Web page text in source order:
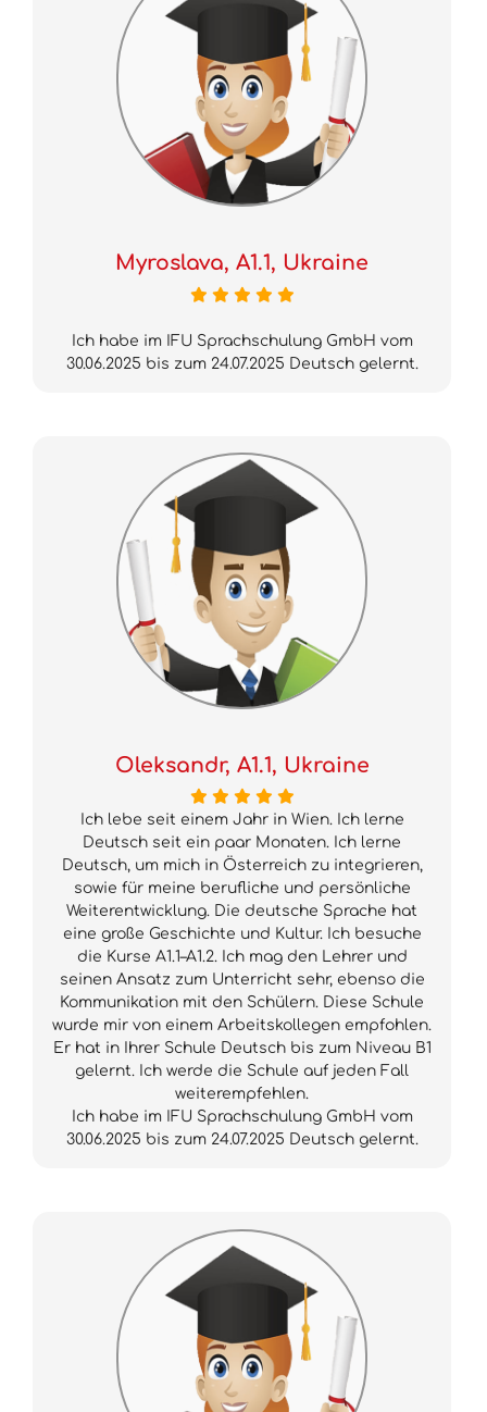
Myroslava, A1.1, Ukraine
Ich habe im IFU Sprachschulung GmbH vom
30.06.2025 bis zum 24.07.2025 Deutsch gelernt.
Oleksandr, A1.1, Ukraine
Ich lebe seit einem Jahr in Wien. Ich lerne
Deutsch seit ein paar Monaten. Ich lerne
Deutsch, um mich in Österreich zu integrieren,
sowie für meine berufliche und persönliche
Weiterentwicklung. Die deutsche Sprache hat
eine große Geschichte und Kultur. Ich besuche
die Kurse A1.1–A1.2. Ich mag den Lehrer und
seinen Ansatz zum Unterricht sehr, ebenso die
Kommunikation mit den Schülern. Diese Schule
wurde mir von einem Arbeitskollegen empfohlen.
Er hat in Ihrer Schule Deutsch bis zum Niveau B1
gelernt. Ich werde die Schule auf jeden Fall
weiterempfehlen.
Ich habe im IFU Sprachschulung GmbH vom
30.06.2025 bis zum 24.07.2025 Deutsch gelernt.